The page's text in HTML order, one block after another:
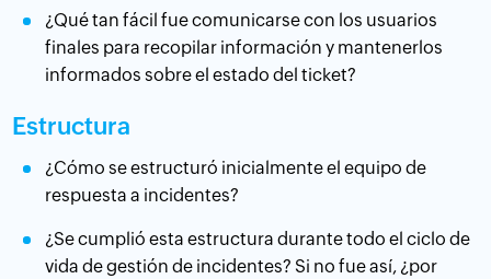
¿Qué tan fácil fue comunicarse con los usuarios
finales para recopilar información y mantenerlos
informados sobre el estado del ticket?
Estructura
¿Cómo se estructuró inicialmente el equipo de
respuesta a incidentes?
¿Se cumplió esta estructura durante todo el ciclo de
vida de gestión de incidentes? Si no fue así, ¿por